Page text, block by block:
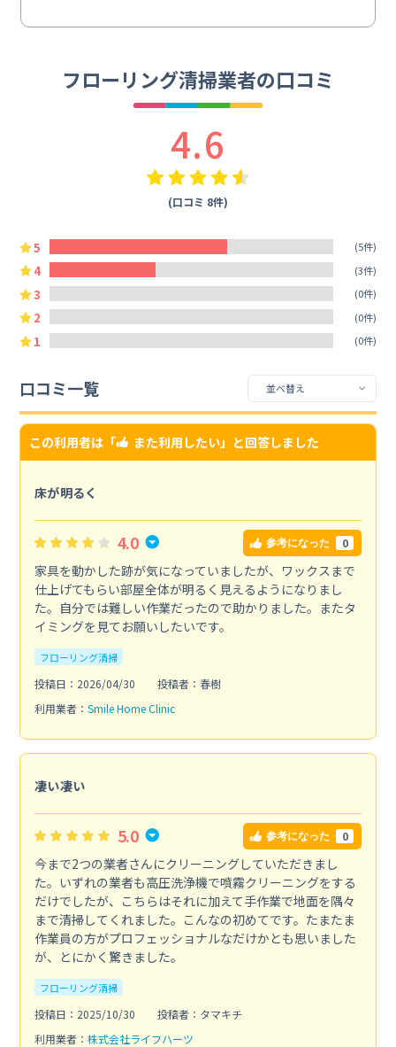
フローリング清掃業者の口コミ
4.6
(口コミ 8件)
5 (5件)
4 (3件)
3 (0件)
2 (0件)
1 (0件)
口コミ一覧
この利用者は「 また利用したい」と回答しました
床が明るく
4.0 参考になった 0
家具を動かした跡が気になっていましたが、ワックスまで
仕上げてもらい部屋全体が明るく見えるようになりまし
た。自分では難しい作業だったので助かりました。またタ
イミングを見てお願いしたいです。
フローリング清掃
投稿日：2026/04/30
投稿者：春樹
利用業者： Smile Home Clinic
凄い凄い
5.0 参考になった 0
今まで2つの業者さんにクリーニングしていただきまし
た。いずれの業者も高圧洗浄機で噴霧クリーニングをする
だけでしたが、こちらはそれに加えて手作業で地面を隅々
まで清掃してくれました。こんなの初めてです。たまたま
作業員の方がプロフェッショナルなだけかとも思いました
が、とにかく驚きました。
フローリング清掃
投稿日：2025/10/30
投稿者：タマキチ
利用業者： 株式会社ライフハーツ